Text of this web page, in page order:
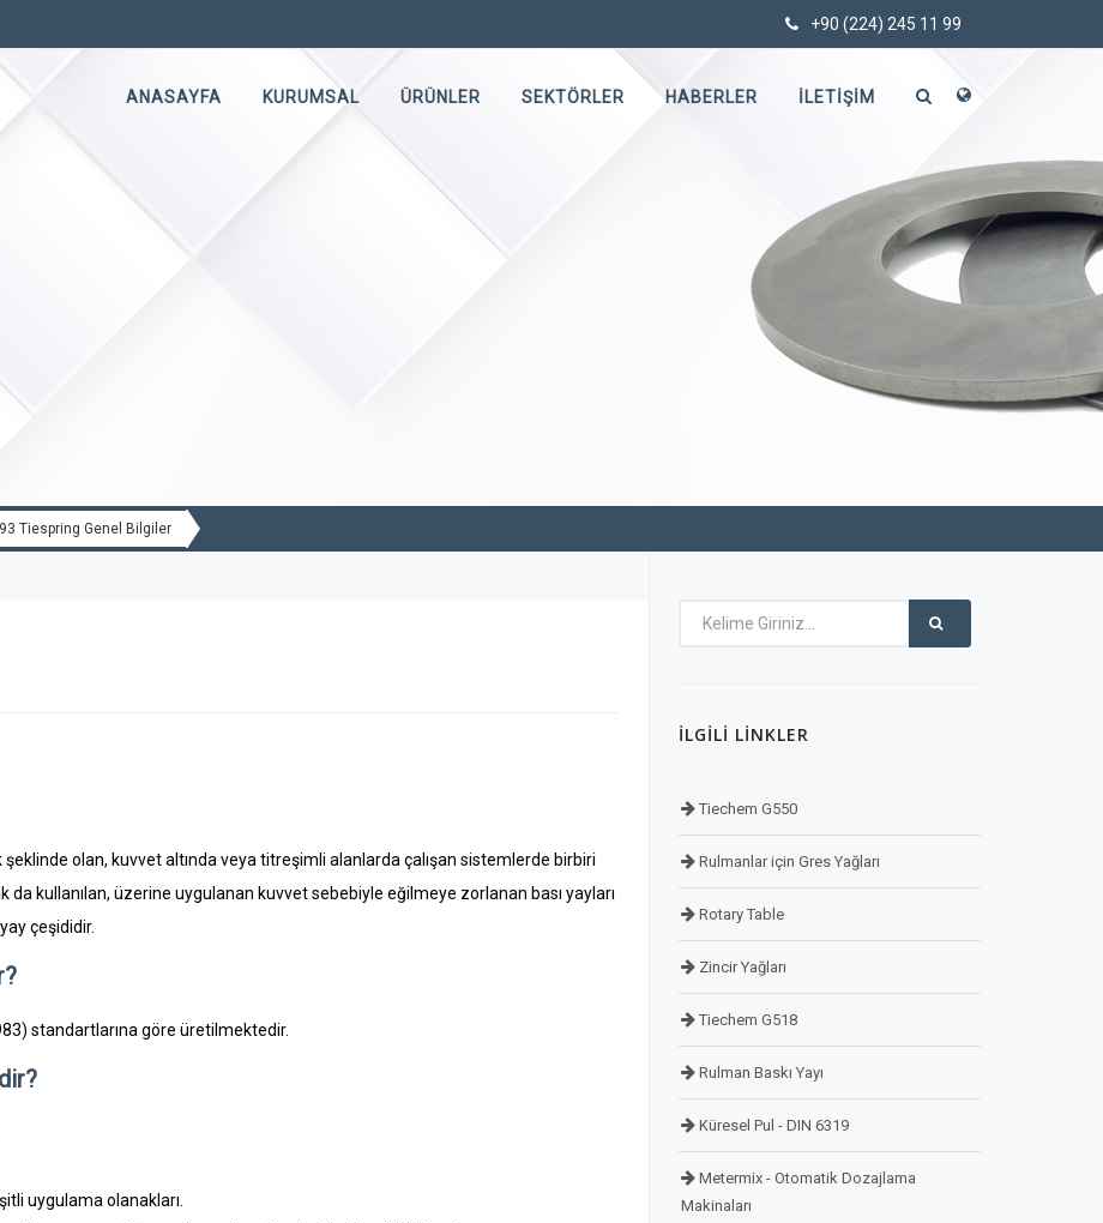
+90 (224) 245 11 99
ANASAYFA KURUMSAL ÜRÜNLER SEKTÖRLER HABERLER İLETIŞIM
Tiespring Genel Bilgiler
şeklinde olan, kuvvet altında veya titreşimli alanlarda çalışan sistemlerde birbiri
da kullanılan, üzerine uygulanan kuvvet sebebiyle eğilmeye zorlanan bası yayları
çeşididir.
standartlarına göre üretilmektedir.
uygulama olanakları.
İLGILI LINKLER
Tiechem G550
Rulmanlar için Gres Yağları
Rotary Table
Zincir Yağları
Tiechem G518
Rulman Baskı Yayı
Küresel Pul - DIN 6319
Metermix - Otomatik Dozajlama
Makinaları